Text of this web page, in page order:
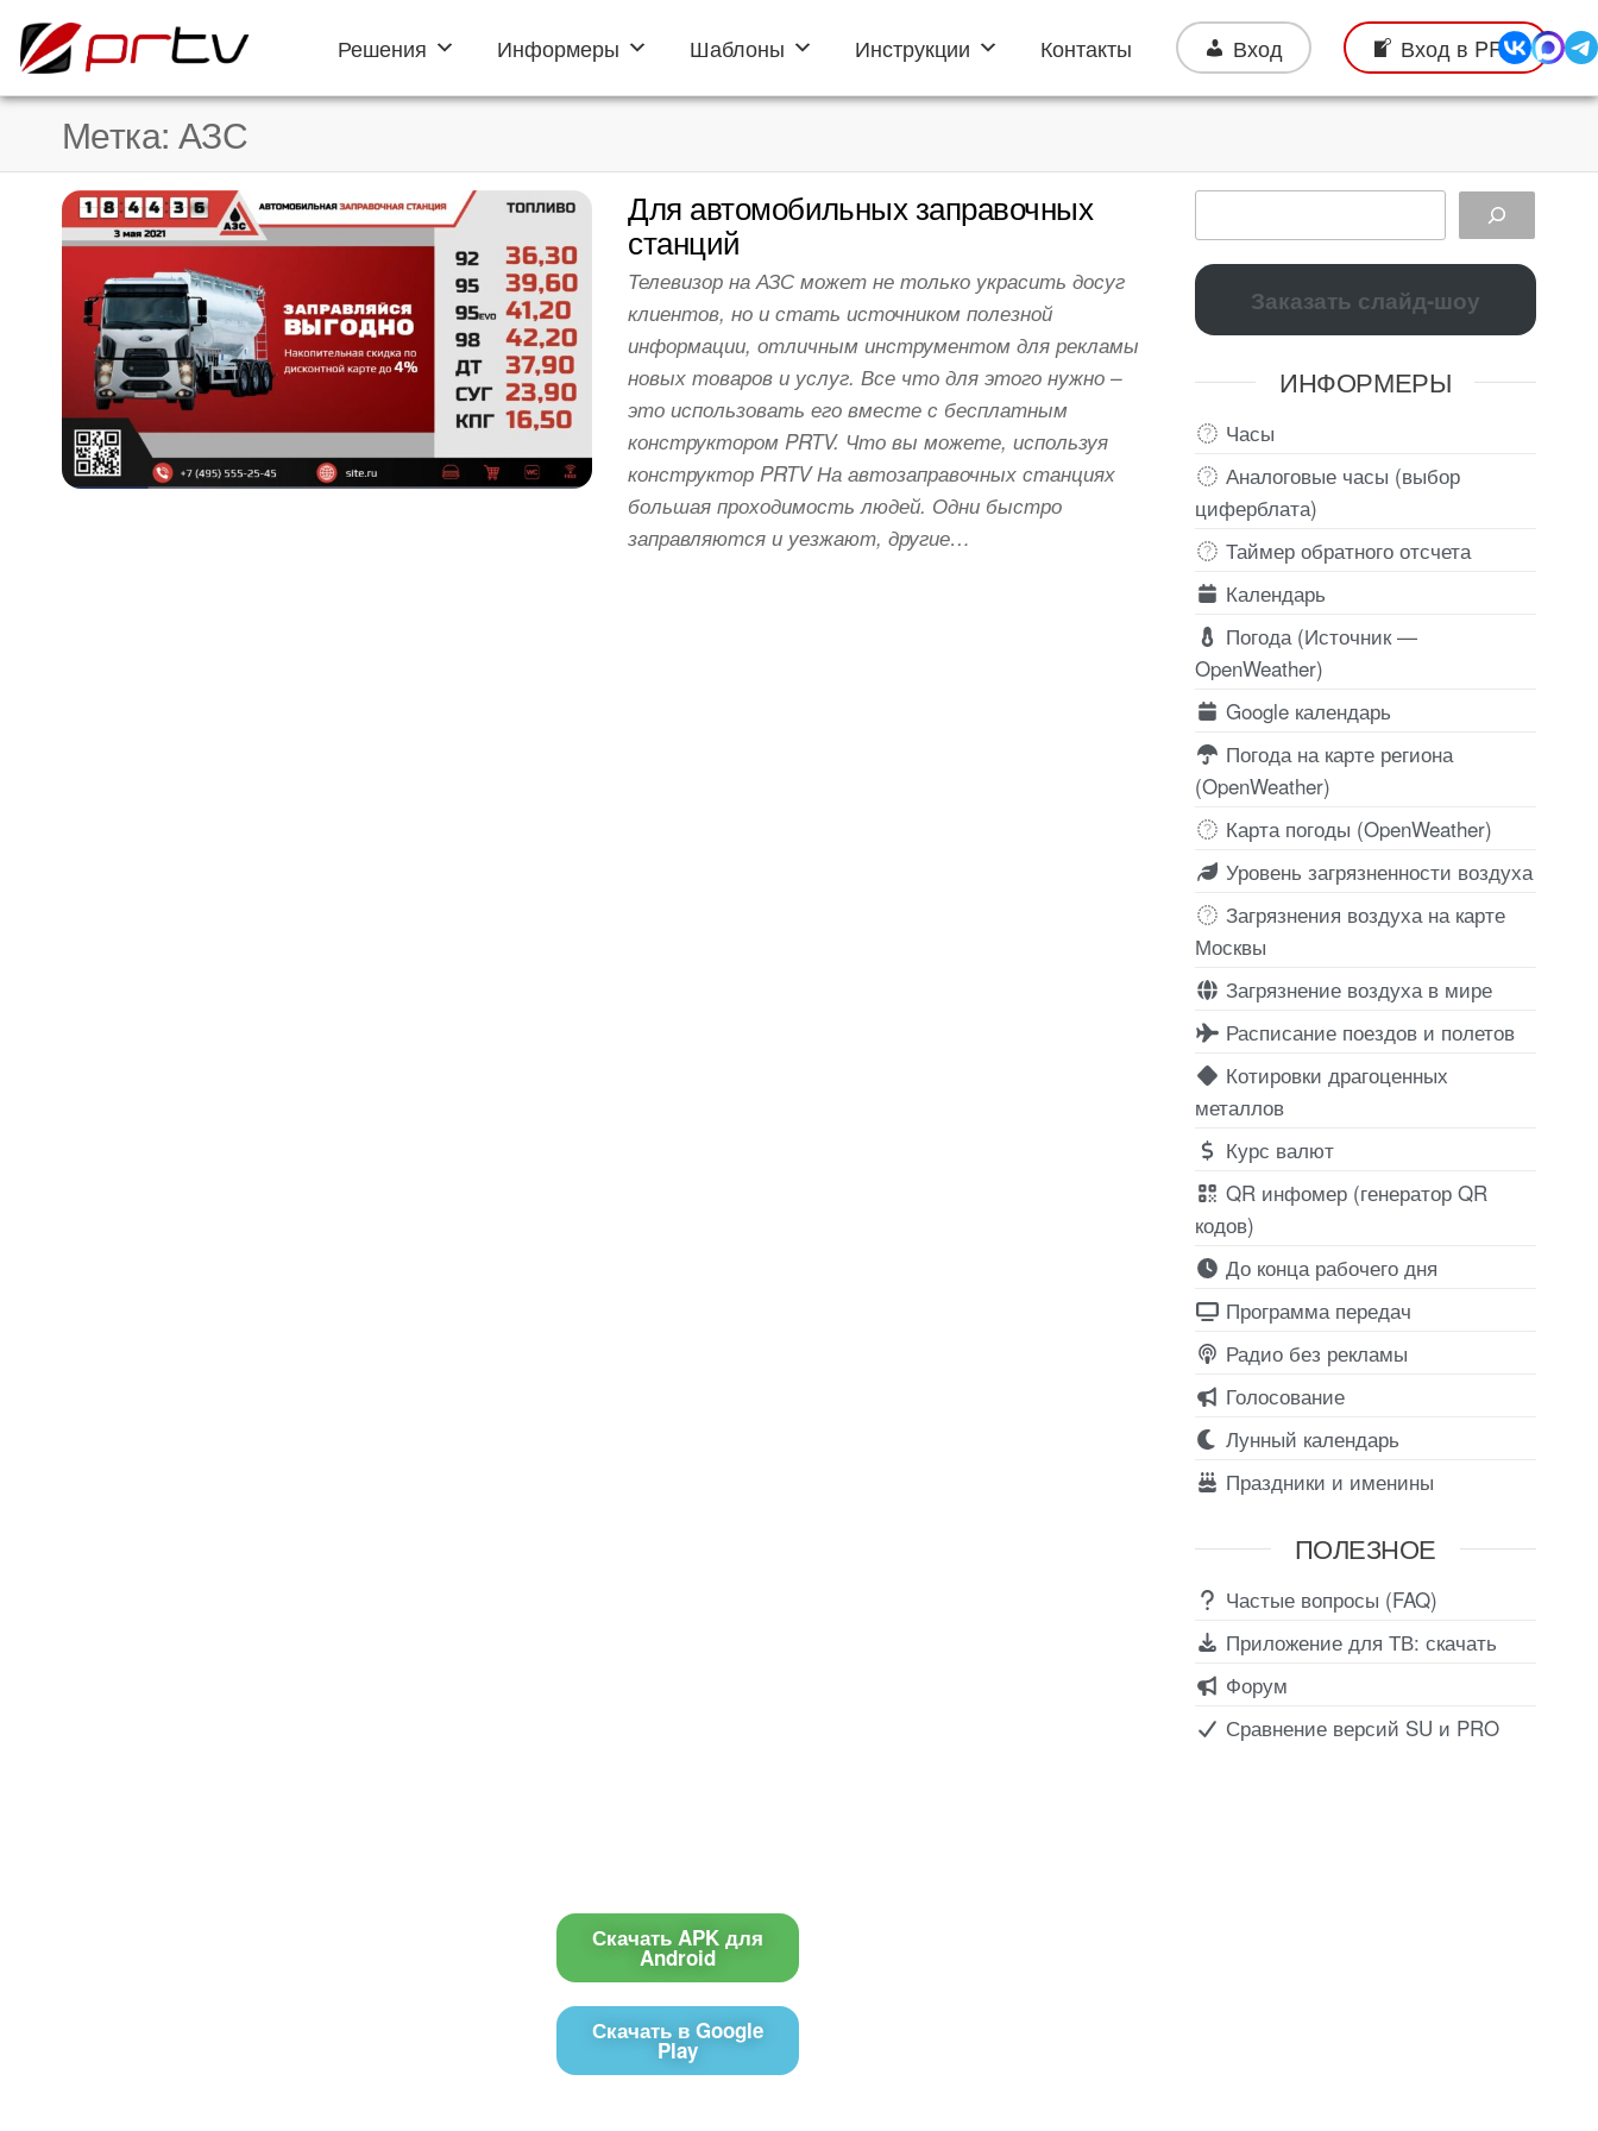
PRTV
конструктор
телевизоров
Решения Информеры Шаблоны Инструкции Контакты Вход Вход в PRO
Метка: АЗС
Для автомобильных заправочных
станций
Телевизор на АЗС может не только украсить досуг
клиентов, но и стать источником полезной
информации, отличным инструментом для рекламы
новых товаров и услуг. Все что для этого нужно –
это использовать его вместе с бесплатным
конструктором PRTV. Что вы можете, используя
конструктор PRTV На автозаправочных станциях
большая проходимость людей. Одни быстро
заправляются и уезжают, другие…
Заказать слайд-шоу
ИНФОРМЕРЫ
Часы
Аналоговые часы (выбор
циферблата)
Таймер обратного отсчета
Календарь
Погода (Источник —
OpenWeather)
Google календарь
Погода на карте региона
(OpenWeather)
Карта погоды (OpenWeather)
Уровень загрязненности воздуха
Загрязнения воздуха на карте
Москвы
Загрязнение воздуха в мире
Расписание поездов и полетов
Котировки драгоценных
металлов
Курс валют
QR инфомер (генератор QR
кодов)
До конца рабочего дня
Программа передач
Радио без рекламы
Голосование
Лунный календарь
Праздники и именины
ПОЛЕЗНОЕ
Частые вопросы (FAQ)
Приложение для ТВ: скачать
Форум
Сравнение версий SU и PRO
Скачать APK для
Android
Скачать в Google
Play